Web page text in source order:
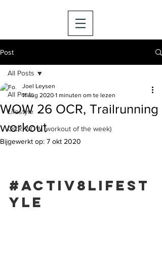
Post
All Posts
Lifestyle
OCR WOW (workout of the week)
All Posts
WOW 26 OCR, Trailrunning
workout
Joel Leysen
11 aug 2020 1 minuten om te lezen
Bijgewerkt op: 7 okt 2020
#activ8lifest
yle